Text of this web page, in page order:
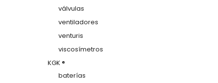
válvulas
ventiladores
venturis
viscosímetros
KGK ®
baterías